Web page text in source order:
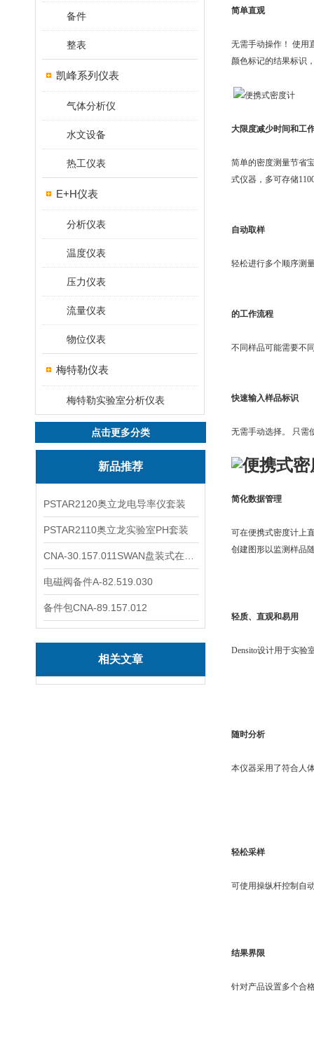
备件
整表
凯峰系列仪表
气体分析仪
水文设备
热工仪表
E+H仪表
分析仪表
温度仪表
压力仪表
流量仪表
物位仪表
梅特勒仪表
梅特勒实验室分析仪表
点击更多分类
新品推荐
PSTAR2120奥立龙电导率仪套装
PSTAR2110奥立龙实验室PH套装
电磁阀备件A-82.519.030
备件包CNA-89.157.012
相关文章
简单直观
无需手动操作！ 使用
颜色标记的结果标识
大限度减少时间和工
简单的密度测量节省
式仪器，多可存储
自动取样
轻松进行多个顺序测
的工作流程
不同样品可能需要不
快速输入样品标识
无需手动选择。 只需
简化数据管理
可在便携式密度计上
创建图形以监测样品
轻质、直观和易用
Densito设计用于实验
随时分析
本仪器采用了符合人
轻松采样
可使用操纵杆控制自
结果界限
针对产品设置多个合